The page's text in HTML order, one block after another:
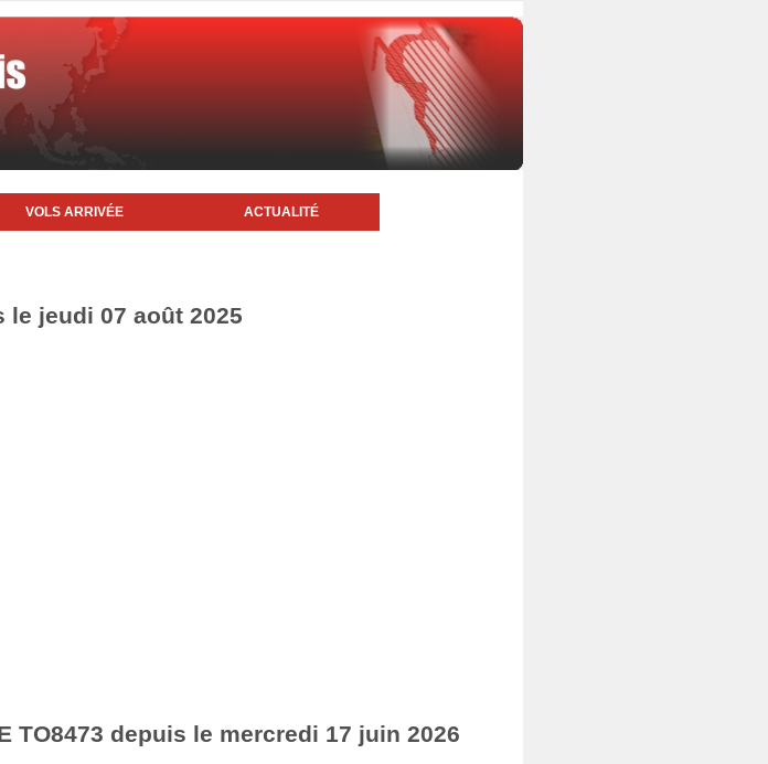
VOLS ARRIVÉE ACTUALITÉ
le jeudi 07 août 2025
TO8473 depuis le mercredi 17 juin 2026